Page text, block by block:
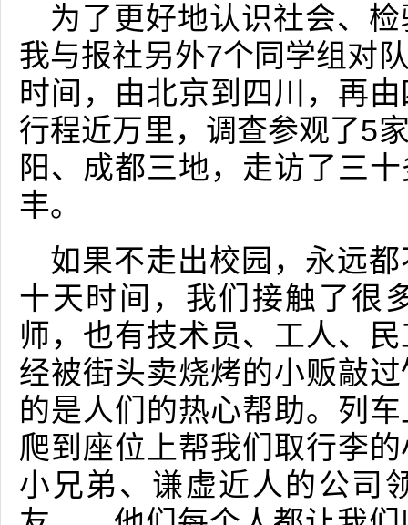
为了更好地认识社会、
我与报社另外7个同学组对
时间，由北京到四川，再
行程近万里，调查参观了5
阳、成都三地，走访了三
丰。
如果不走出校园，永远
十天时间，我们接触了很
师，也有技术员、工人、
经被街头卖烧烤的小贩敲
的是人们的热心帮助。列
爬到座位上帮我们取行李
小兄弟、谦虚近人的公司